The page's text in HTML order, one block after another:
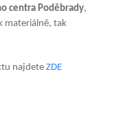
centra Poděbrady,
materiálně, tak
najdeteZDE